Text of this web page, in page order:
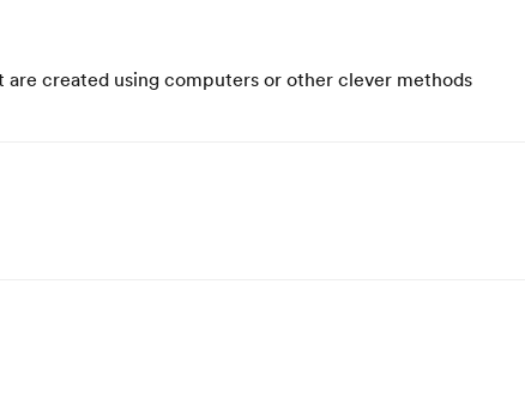
created using computers or other clever methods